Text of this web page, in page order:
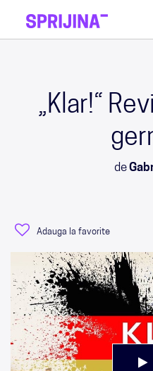
„Klar!“
de
Adauga la favorite